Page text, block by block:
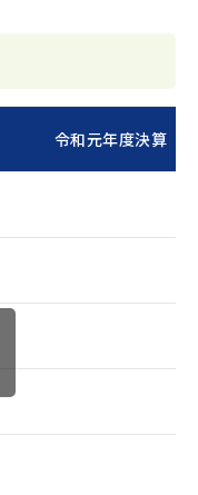
令和元年度決算